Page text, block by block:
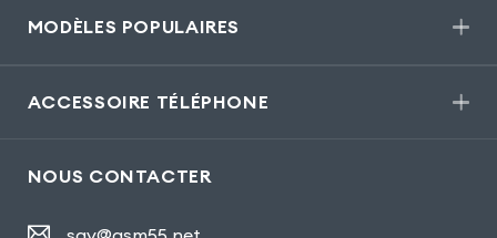
MODÈLES POPULAIRES
ACCESSOIRE TÉLÉPHONE
NOUS CONTACTER